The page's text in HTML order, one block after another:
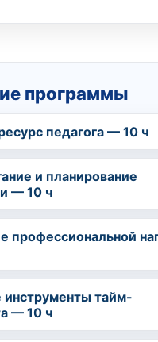
программы
педагога — 10 ч
и планирование
— 10 ч
профессиональной
тайм-
— 10 ч